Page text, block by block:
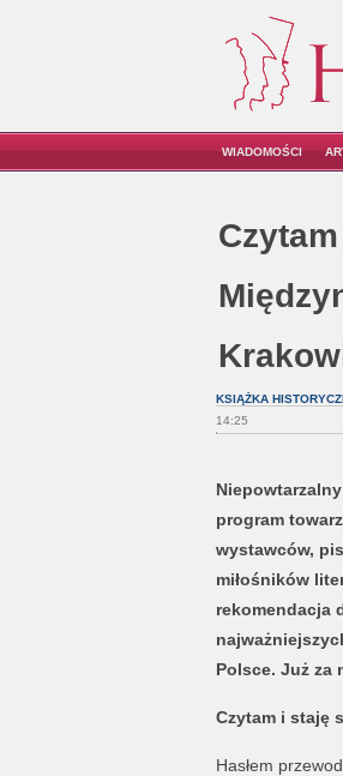
WIADOMOŚCI
KSIĄŻKA
14:25
program
wystawców,
miłośników
rekomendacja
Polsce. Już za
Czytam i staję
Hasłem